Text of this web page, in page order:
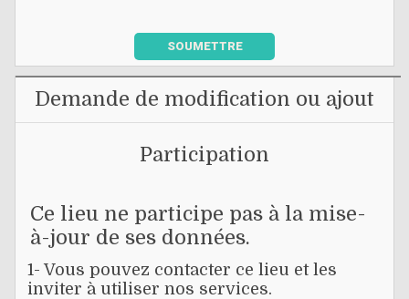
SOUMETTRE
Demande de modification ou ajout
Participation
Ce lieu ne participe pas à la mise-
à-jour de ses données.
1- Vous pouvez contacter ce lieu et les
inviter à utiliser nos services.